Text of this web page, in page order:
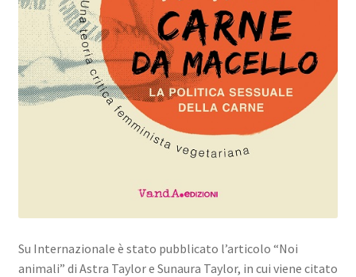
Su Internazionale è stato pubblicato l’articolo “Noi
animali” di Astra Taylor e Sunaura Taylor, in cui viene citato